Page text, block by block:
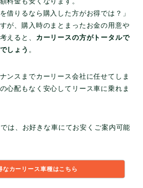
借りるなら購入した方がお得では？」
が、購入時のまとまったお金の用意や
えると、 カーリースの方がトータルで
しょう 。
ンスまでカーリース会社に任せてしま
心配もなく安心してリース車に乗れま
は、お好きな車にてお安くご案内可能
なカーリース車種はこちら